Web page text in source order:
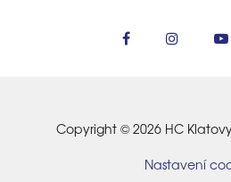
Copyright © 2026 HC
Nastavení